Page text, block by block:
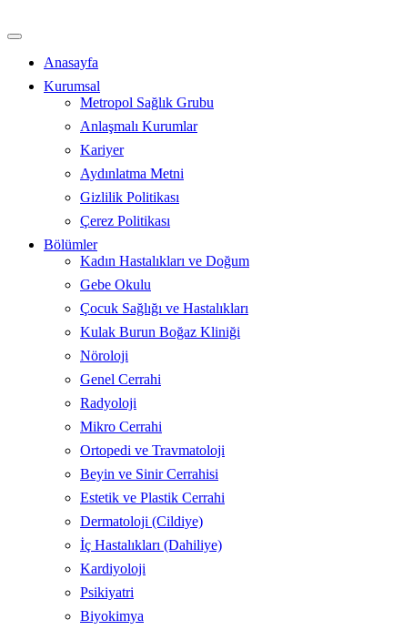
atla
Anasayfa
Kurumsal
Metropol Sağlık Grubu
Anlaşmalı Kurumlar
Kariyer
Aydınlatma Metni
Gizlilik Politikası
Çerez Politikası
Bölümler
Kadın Hastalıkları ve Doğum
Gebe Okulu
Çocuk Sağlığı ve Hastalıkları
Kulak Burun Boğaz Kliniği
Nöroloji
Genel Cerrahi
Radyoloji
Mikro Cerrahi
Ortopedi ve Travmatoloji
Beyin ve Sinir Cerrahisi
Estetik ve Plastik Cerrahi
Dermatoloji (Cildiye)
İç Hastalıkları (Dahiliye)
Kardiyoloji
Psikiyatri
Biyokimya